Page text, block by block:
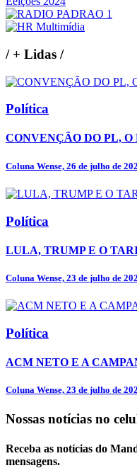
/+ Lidas /
Política
CONVENÇÃO DO PL,
Coluna Wense, 26 de julho de
Política
LULA, TRUMP E O
Coluna Wense, 23 de julho de
Política
ACM NETO E A
Coluna Wense, 23 de julho de
Nossas notícias no
Receba as notícias do
mensagens.